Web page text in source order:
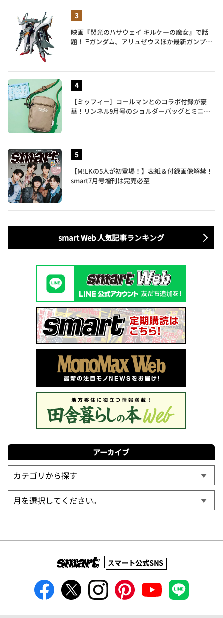
映画『閃光のハサウェイ キルケーの魔女』で話
題！ Ξガンダム、アリュゼウスほか最新ガンプラ
【ミッフィー】コールマンとのコラボ付録が豪
華！リンネル9月号のショルダーバッグとミニリ
【M!LKの5人が初登場！】表紙＆付録画像解禁！
smart7月号増刊は完売必至
smart Web 人気記事ランキング
アーカイブ
スマート公式SNS